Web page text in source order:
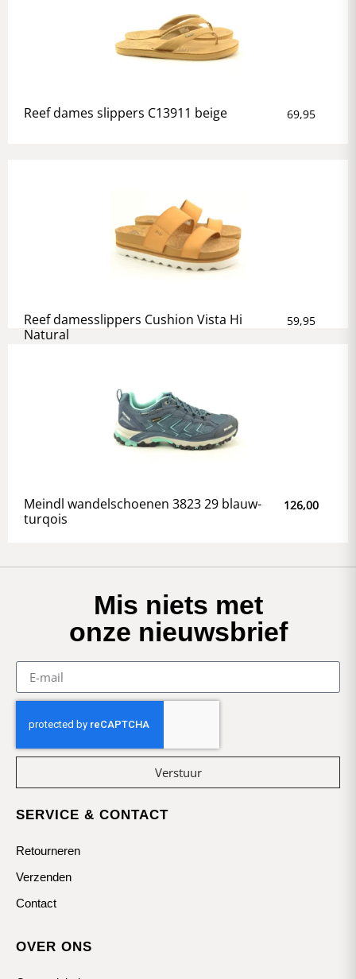
Reef dames slippers C13911 beige 69,95
Reef damesslippers Cushion Vista Hi
Natural
59,95
Meindl wandelschoenen 3823 29 blauw-
turqois
126,00
Mis niets met
onze nieuwsbrief
Verstuur
SERVICE & CONTACT
Retourneren
Verzenden
Contact
OVER ONS